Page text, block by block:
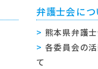
弁護士会につ
熊本県弁護
各委員会の
て